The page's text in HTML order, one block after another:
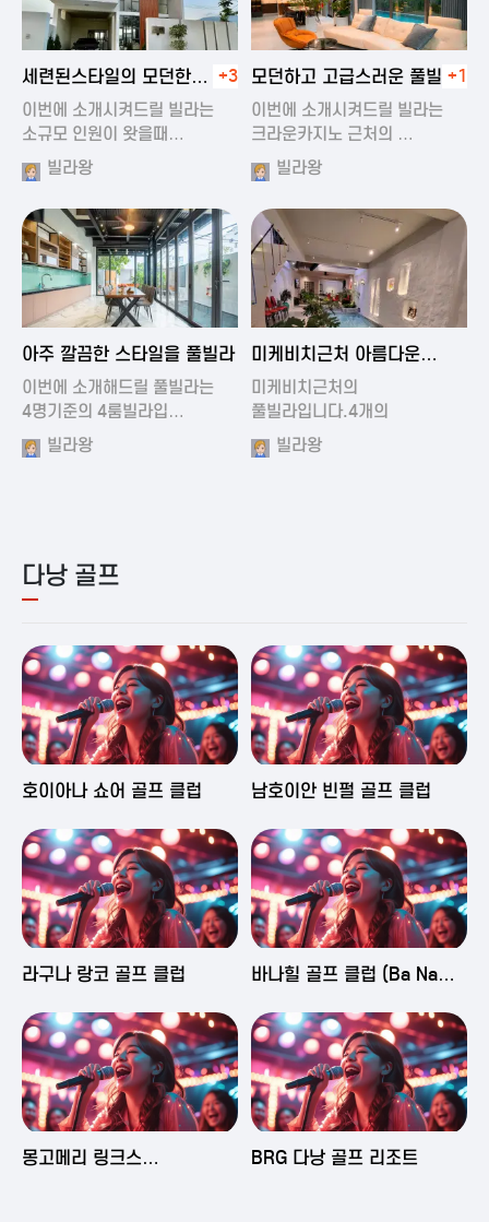
2024-11-19 01:22
세련된스타일의 모던한
풀빌라
+3
이번에 소개시켜드릴 빌라는
소규모 인원이 왓을때…
빌라왕
2024-11-20 00:20
모던하고 고급스러운 풀빌라+1
이번에 소개시켜드릴 빌라는
크라운카지노 근처의 …
빌라왕
2024-11-19 01:01
아주 깔끔한 스타일을 풀빌라
이번에 소개해드릴 풀빌라는
4명기준의 4룸빌라입…
빌라왕
2024-11-16 15:32
미케비치근처 아름다운
풀빌라
미케비치근처의
풀빌라입니다.4개의
아름다운방과…
빌라왕
다낭 골프
2025-06-03 16:43
호이아나 쇼어 골프 클럽 2025-06-03 15:09
남호이안 빈펄 골프 클럽
2025-06-03 15:05
라구나 랑코 골프 클럽 2025-06-03 14:58
바나힐 골프 클럽 (Ba Na
2025-06-03 14:50
몽고메리 링크스
2025-06-02 23:29
BRG 다낭 골프 리조트